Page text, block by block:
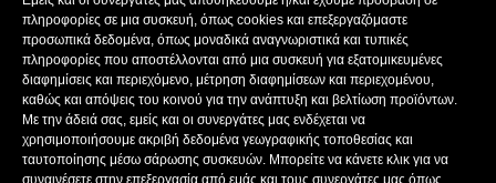
πληροφορίες σε μια συσκευή, όπως cookies και επεξεργαζόμαστε
προσωπικά δεδομένα, όπως μοναδικά αναγνωριστικά και τυπικές
πληροφορίες που αποστέλλονται από μια συσκευή για εξατομικευμένες
διαφημίσεις και περιεχόμενο, μέτρηση διαφημίσεων και περιεχομένου,
καθώς και απόψεις του κοινού για την ανάπτυξη και βελτίωση προϊόντων.
Με την άδειά σας, εμείς και οι συνεργάτες μας ενδέχεται να
χρησιμοποιήσουμε ακριβή δεδομένα γεωγραφικής τοποθεσίας και
ταυτοποίησης μέσω σάρωσης συσκευών. Μπορείτε να κάνετε κλικ για να
συναινέσετε στην επεξεργασία από εμάς και τους συνεργάτες μας όπως
ΔΙΕΥΘΥΝΤΗΣ: ΜΠΟΚΑΣ ΚΩΝ/ΝΟΣ
ΔΙΕΥΘΥΝΤΗΣ ΣΥΝΤΑΞΗΣ:ΚΟΥΤΣΙΚΟΣ ΠΑΝΤΕΛΗΣ
ΔΙΑΧΕΙΡΙΣΤΗΣ-ΔΙΚΑΙΟΥΧΟΣ domain: ΜΠΟΚΑΣ ΚΩΝ/ΝΟΣ – Γ. ΜΠΟΚΑΣ &
ΣΙΑ Α.Ε
ΔΗΜΟΣΙΟΓΡΑΦΟΙ:
ΚΟΥΤΣΙΚΟΣ ΠΑΝΤΕΛΗΣ
ΒΑΚΡΑΚΟΥ ΣΟΦΙΑ